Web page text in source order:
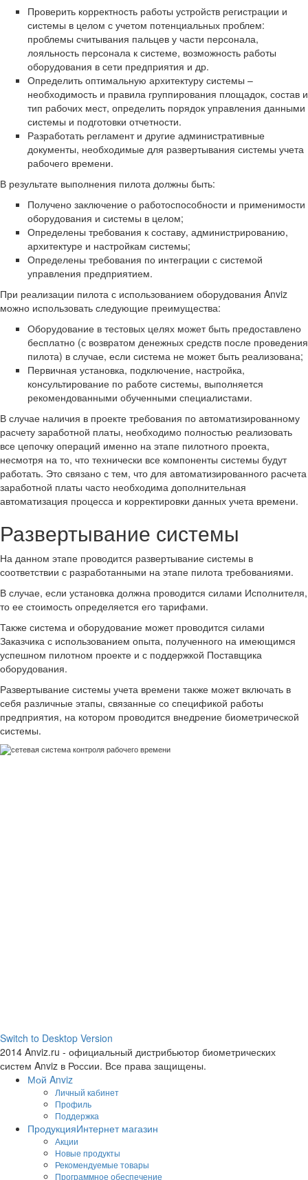
Проверить корректность работы устройств регистрации и
системы в целом с учетом потенциальных проблем:
проблемы считывания пальцев у части персонала,
лояльность персонала к системе, возможность работы
оборудования в сети предприятия и др.
Определить оптимальную архитектуру системы –
необходимость и правила группирования площадок, состав и
тип рабочих мест, определить порядок управления данными
системы и подготовки отчетности.
Разработать регламент и другие административные
документы, необходимые для развертывания системы учета
рабочего времени.
В результате выполнения пилота должны быть:
Получено заключение о работоспособности и применимости
оборудования и системы в целом;
Определены требования к составу, администрированию,
архитектуре и настройкам системы;
Определены требования по интеграции с системой
управления предприятием.
При реализации пилота с использованием оборудования Anviz
можно использовать следующие преимущества:
Оборудование в тестовых целях может быть предоставлено
бесплатно (с возвратом денежных средств после проведения
пилота) в случае, если система не может быть реализована;
Первичная установка, подключение, настройка,
консультирование по работе системы, выполняется
рекомендованными обученными специалистами.
В случае наличия в проекте требования по автоматизированному
расчету заработной платы, необходимо полностью реализовать
все цепочку операций именно на этапе пилотного проекта,
несмотря на то, что технически все компоненты системы будут
работать. Это связано с тем, что для автоматизированного расчета
заработной платы часто необходима дополнительная
автоматизация процесса и корректировки данных учета времени.
Развертывание системы
На данном этапе проводится развертывание системы в
соответствии с разработанными на этапе пилота требованиями.
В случае, если установка должна проводится силами Исполнителя,
то ее стоимость определяется его тарифами.
Также система и оборудование может проводится силами
Заказчика с использованием опыта, полученного на имеющимся
успешном пилотном проекте и с поддержкой Поставщика
оборудования.
Развертывание системы учета времени также может включать в
себя различные этапы, связанные со спецификой работы
предприятия, на котором проводится внедрение биометрической
системы.
Switch to Desktop Version
2014 Anviz.ru - официальный дистрибьютор биометрических
систем Anviz в России. Все права защищены.
Мой Anviz
Личный кабинет
Профиль
Поддержка
ПродукцияИнтернет магазин
Акции
Новые продукты
Рекомендуемые товары
Программное обеспечение